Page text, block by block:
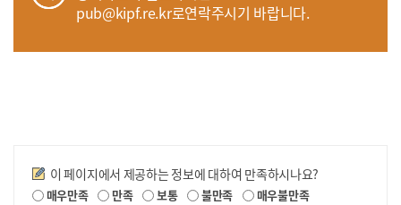
pub@kipf.re.kr로연락주시기 바랍니다.
만족도조사
이 페이지에서 제공하는 정보에 대하여 만족하시나요?
매우만족 만족 보통 불만족 매우불만족